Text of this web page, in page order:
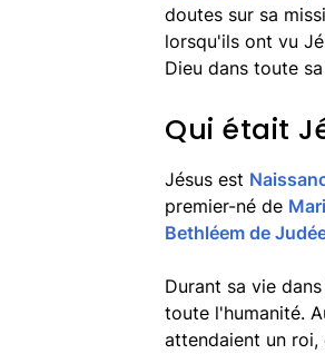
doutes sur sa
lorsqu'ils ont vu
Dieu dans toute
Qui était
Jésus est
premier-né de
Bethléem de
Durant sa vie
toute l'humanité.
attendaient un